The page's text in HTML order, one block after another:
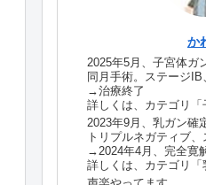
か
2025年5月、子宮体ガ
同月手術。ステージIB
→治療終了
詳しくは、カテゴリ「
2023年9月、乳ガン確
トリプルネガティブ
→2024年4月、完全寛
詳しくは、カテゴリ「